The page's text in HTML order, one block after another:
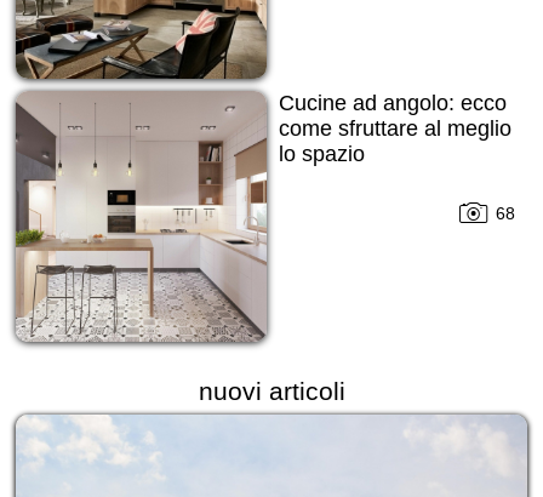
Cucine ad angolo: ecco
come sfruttare al meglio
lo spazio
68
nuovi articoli